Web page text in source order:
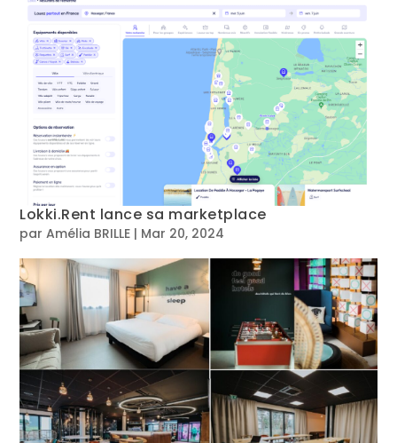
Lokki.Rent lance sa marketplace
parAmélia BRILLE | Mar 20, 2024